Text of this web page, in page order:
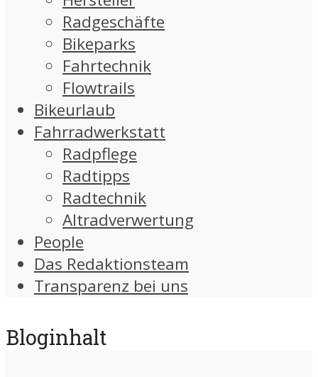
Radgeschäfte
Bikeparks
Fahrtechnik
Flowtrails
Bikeurlaub
Fahrradwerkstatt
Radpflege
Radtipps
Radtechnik
Altradverwertung
People
Das Redaktionsteam
Transparenz bei uns
Bloginhalt